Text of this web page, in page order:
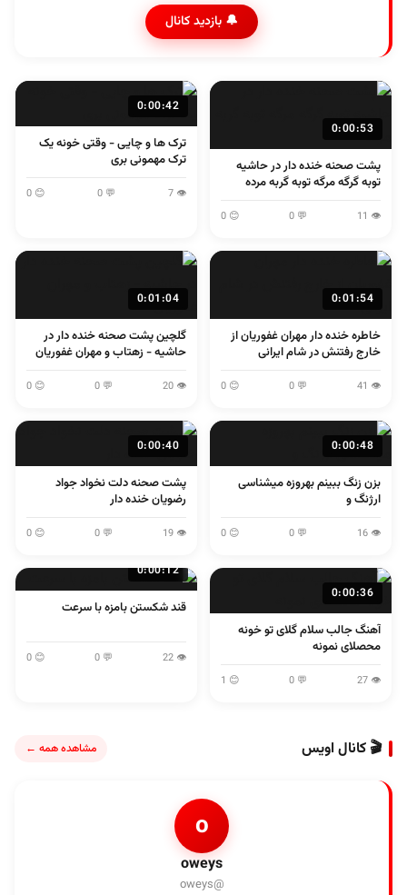
🔔 بازدید کانال
0:00:53
پشت صحنه خنده دار در حاشیه
توبه گرگه مرگه توبه گربه مرده
👁 11
💬 0
😊 0
0:00:42
ترک ها و چایی - وقتی خونه یک
ترک مهمونی بری
👁 7
💬 0
😊 0
0:01:54
خاطره خنده دار مهران غفوریان از
خارج رفتنش در شام ایرانی
👁 41
💬 0
😊 0
0:01:04
گلچین پشت صحنه خنده دار در
حاشیه - زهتاب و مهران غفوریان
👁 20
💬 0
😊 0
0:00:48
بزن زنگ ببینم بهروزه میشناسی
ارژنگ و
👁 16
💬 0
😊 0
0:00:40
پشت صحنه دلت نخواد جواد
رضویان خنده دار
👁 19
💬 0
😊 0
0:00:36
آهنگ جالب سلام گلای تو خونه
محصلای نمونه
👁 27
💬 0
😊 1
0:00:12
قند شکستن بامزه با سرعت
👁 22
💬 0
😊 0
🎬 کانال اویس مشاهده همه ←
o
oweys
@oweys